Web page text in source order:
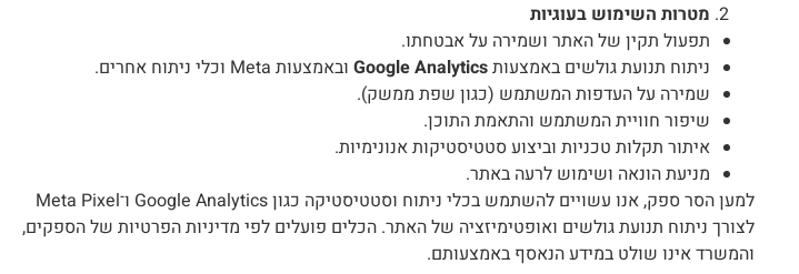
מטרות השימוש בעוגיות
תפעול תקין של האתר ושמירה על אבטחתו.
ניתוח תנועת גולשים באמצעותGoogle Analytics ובאמצעות Meta וכלי ניתוח אחרים.
שמירה על העדפות המשתמש (כגון שפת ממשק).
שיפור חוויית המשתמש והתאמת התוכן.
איתור תקלות טכניות וביצוע סטטיסטיקות אנונימיות.
מניעת הונאה ושימוש לרעה באתר.
למען הסר ספק, אנו עשויים להשתמש בכלי ניתוח וסטטיסטיקה כגון Google Analytics ו־Meta Pixel
לצורך ניתוח תנועת גולשים ואופטימיזציה של האתר. הכלים פועלים לפי מדיניות הפרטיות של הספקים,
והמשרד אינו שולט במידע הנאסף באמצעותם.